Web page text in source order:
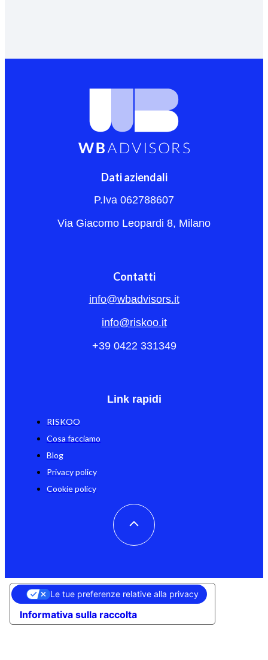
Dati aziendali
P.Iva 062788607
Via Giacomo Leopardi 8, Milano
Contatti
info@wbadvisors.it
info@riskoo.it
+39 0422 331349
Link rapidi
RISKOO
Cosa facciamo
Blog
Privacy policy
Cookie policy
Informativa sulla raccolta
Le tue preferenze relative alla privacy